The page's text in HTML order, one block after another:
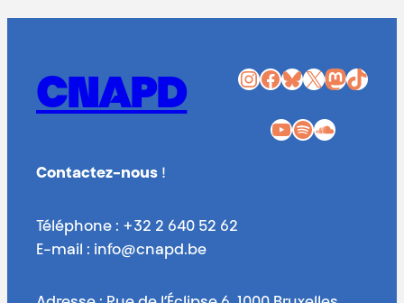
CNAPD InstagramFacebook Bluesky X Mastodon TikTok
YouTube Spotify SoundCloud
Contactez-nous !
Téléphone : +32 2 640 52 62
E-mail : info@cnapd.be